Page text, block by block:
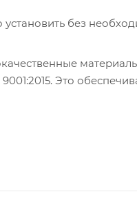
без
Это